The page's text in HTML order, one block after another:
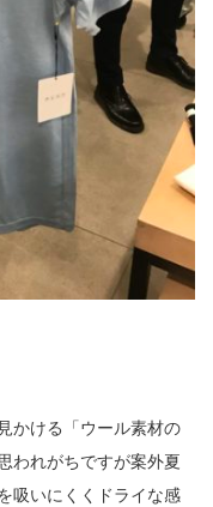
かける「ウール素材の
われがちですが案外夏
吸いにくくドライな感